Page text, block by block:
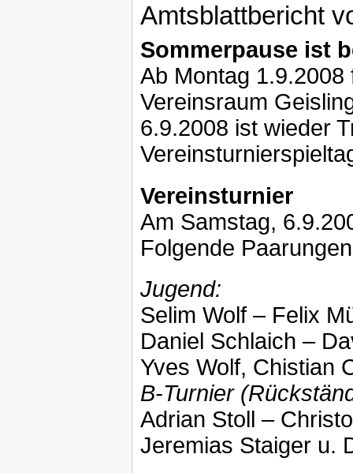
Amtsblattbericht
Sommerpause ist
Ab Montag
Vereinsraum
6.9.2008 ist wieder
Vereinsturnier
Am Samstag,
Folgende
Jugend:
Selim Wolf – Felix
Daniel Schlaich –
Yves Wolf, Chistian
B-Turnier
Adrian Stoll –
Jeremias Staiger u.